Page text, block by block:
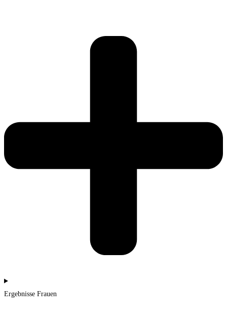
Ergebnisse Frauen